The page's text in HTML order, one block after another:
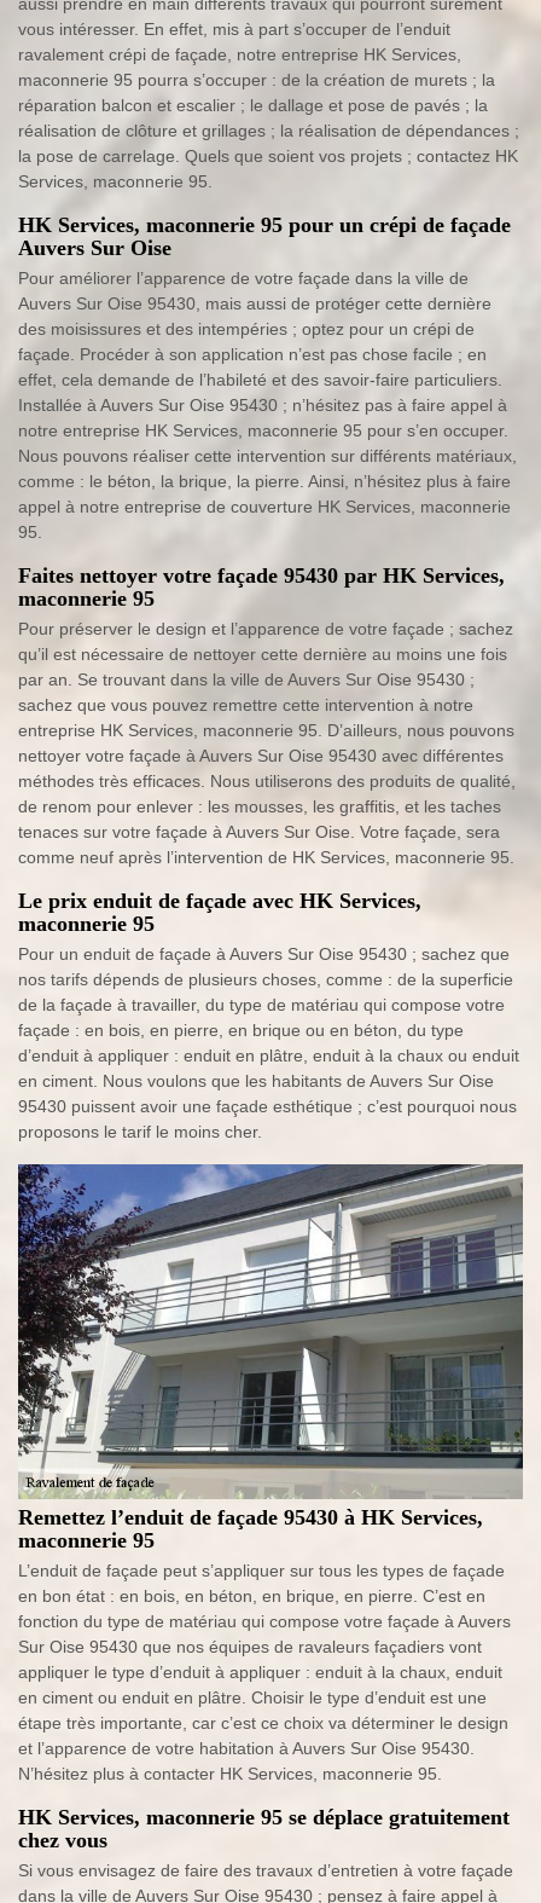
aussi prendre en main différents travaux qui pourront sûrement
vous intéresser. En effet, mis à part s’occuper de l’enduit
ravalement crépi de façade, notre entreprise HK Services,
maconnerie 95 pourra s’occuper : de la création de murets ; la
réparation balcon et escalier ; le dallage et pose de pavés ; la
réalisation de clôture et grillages ; la réalisation de dépendances ;
la pose de carrelage. Quels que soient vos projets ; contactez HK
Services, maconnerie 95.
HK Services, maconnerie 95 pour un crépi de façade
Auvers Sur Oise
Pour améliorer l’apparence de votre façade dans la ville de
Auvers Sur Oise 95430, mais aussi de protéger cette dernière
des moisissures et des intempéries ; optez pour un crépi de
façade. Procéder à son application n’est pas chose facile ; en
effet, cela demande de l’habileté et des savoir-faire particuliers.
Installée à Auvers Sur Oise 95430 ; n’hésitez pas à faire appel à
notre entreprise HK Services, maconnerie 95 pour s’en occuper.
Nous pouvons réaliser cette intervention sur différents matériaux,
comme : le béton, la brique, la pierre. Ainsi, n’hésitez plus à faire
appel à notre entreprise de couverture HK Services, maconnerie
95.
Faites nettoyer votre façade 95430 par HK Services,
maconnerie 95
Pour préserver le design et l’apparence de votre façade ; sachez
qu’il est nécessaire de nettoyer cette dernière au moins une fois
par an. Se trouvant dans la ville de Auvers Sur Oise 95430 ;
sachez que vous pouvez remettre cette intervention à notre
entreprise HK Services, maconnerie 95. D’ailleurs, nous pouvons
nettoyer votre façade à Auvers Sur Oise 95430 avec différentes
méthodes très efficaces. Nous utiliserons des produits de qualité,
de renom pour enlever : les mousses, les graffitis, et les taches
tenaces sur votre façade à Auvers Sur Oise. Votre façade, sera
comme neuf après l’intervention de HK Services, maconnerie 95.
Le prix enduit de façade avec HK Services,
maconnerie 95
Pour un enduit de façade à Auvers Sur Oise 95430 ; sachez que
nos tarifs dépends de plusieurs choses, comme : de la superficie
de la façade à travailler, du type de matériau qui compose votre
façade : en bois, en pierre, en brique ou en béton, du type
d’enduit à appliquer : enduit en plâtre, enduit à la chaux ou enduit
en ciment. Nous voulons que les habitants de Auvers Sur Oise
95430 puissent avoir une façade esthétique ; c’est pourquoi nous
proposons le tarif le moins cher.
Remettez l’enduit de façade 95430 à HK Services,
maconnerie 95
L’enduit de façade peut s’appliquer sur tous les types de façade
en bon état : en bois, en béton, en brique, en pierre. C’est en
fonction du type de matériau qui compose votre façade à Auvers
Sur Oise 95430 que nos équipes de ravaleurs façadiers vont
appliquer le type d’enduit à appliquer : enduit à la chaux, enduit
en ciment ou enduit en plâtre. Choisir le type d’enduit est une
étape très importante, car c’est ce choix va déterminer le design
et l’apparence de votre habitation à Auvers Sur Oise 95430.
N’hésitez plus à contacter HK Services, maconnerie 95.
HK Services, maconnerie 95 se déplace gratuitement
chez vous
Si vous envisagez de faire des travaux d’entretien à votre façade
dans la ville de Auvers Sur Oise 95430 ; pensez à faire appel à